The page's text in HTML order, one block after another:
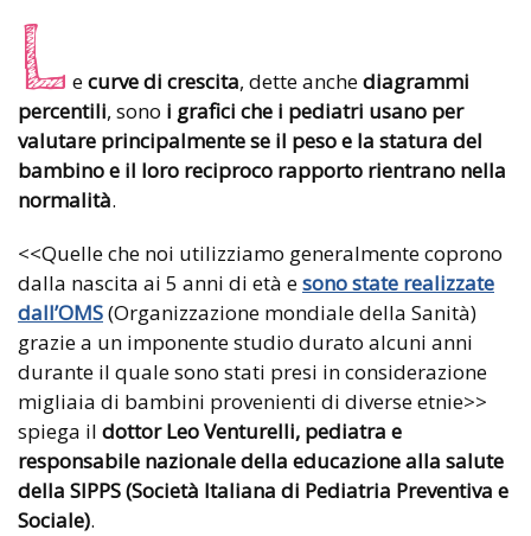
L ecurve di crescita, dette anchediagrammi
percentili, sono i grafici che i pediatri usano per
valutare principalmente se il peso e la statura del
bambino e il loro reciproco rapporto rientrano nella
normalità.
<<Quelle che noi utilizziamo generalmente coprono
dalla nascita ai 5 anni di età esono state realizzate
dall’OMS(Organizzazione mondiale della Sanità)
grazie a un imponente studio durato alcuni anni
durante il quale sono stati presi in considerazione
migliaia di bambini provenienti di diverse etnie>>
spiega il dottor Leo Venturelli, pediatra e
responsabile nazionale della educazione alla salute
della SIPPS (Società Italiana di Pediatria Preventiva e
Sociale).